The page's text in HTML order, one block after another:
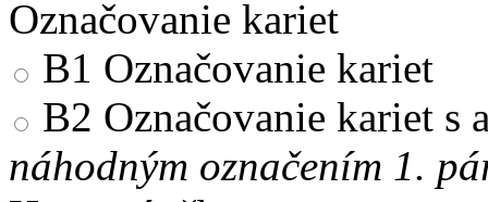
Označovanie kariet
B1 Označovanie kariet
B2 Označovanie kariet s
náhodným označením 1.